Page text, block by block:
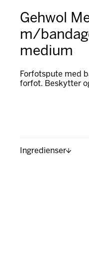
Gehwol
m/
medium
Forfotspute med
forfot. Beskytter
Ingredienser